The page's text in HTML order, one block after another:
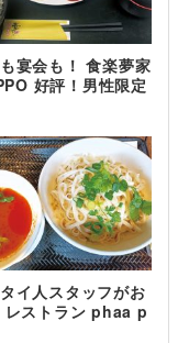
宴会も！ 食楽夢家
好評！男性限定
イ人スタッフがお
レストラン phaa p